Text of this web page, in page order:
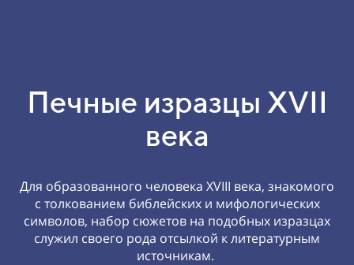
Печные изразцы XVII
века
Для образованного человека XVIII века, знакомого
с толкованием библейских и мифологических
символов, набор сюжетов на подобных изразцах
служил своего рода отсылкой к литературным
источникам.